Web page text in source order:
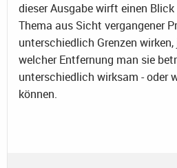
dieser Ausgabe wirft einen
Thema aus Sicht vergangener
unterschiedlich Grenzen
welcher Entfernung man sie
unterschiedlich wirksam - oder
können.